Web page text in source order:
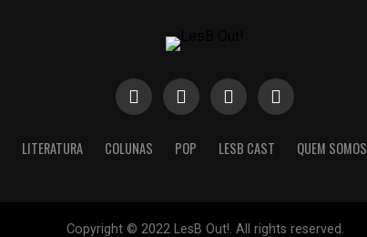
LITERATURA COLUNAS POP LESB CAST QUEM SOMOS
Copyright © 2022 LesB Out!. All rights reserved.